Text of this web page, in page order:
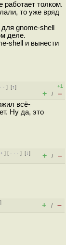
работает толком.
то уже вряд
gnome-shell
деле.
shell и вынести
·][↑]
+1
+ / –
всё-
Ну да, это
] [ · · ·][↓]
+ / –
]
+ / –